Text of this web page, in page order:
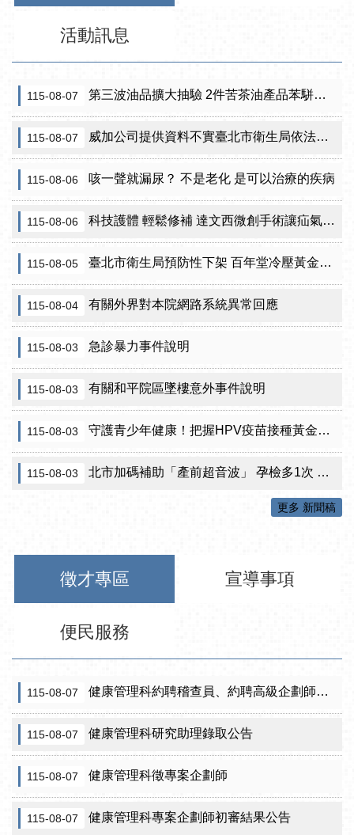
活動訊息
115-08-07 第三波油品擴大抽驗 2件苦茶油產品苯駢芘超標 前已要求預防性下架
115-08-07 威加公司提供資料不實臺北市衛生局依法重罰300萬元 續查苦茶油及原料下游
115-08-06 咳一聲就漏尿？ 不是老化 是可以治療的疾病
115-08-06 科技護體 輕鬆修補 達文西微創手術讓疝氣治療更精準
115-08-05 臺北市衛生局預防性下架 百年堂冷壓黃金苦茶油產品
115-08-04 有關外界對本院網路系統異常回應
115-08-03 急診暴力事件說明
115-08-03 有關和平院區墜樓意外事件說明
115-08-03 守護青少年健康！把握HPV疫苗接種黃金期 臺北市提供校園設站及98家合約院所接種服務
115-08-03 北市加碼補助「產前超音波」 孕檢多1次 準媽咪「超」安心！
更多 新聞稿
徵才專區 宣導事項
便民服務
115-08-07 健康管理科約聘稽查員、約聘高級企劃師之初審合格名單暨甄試公告
115-08-07 健康管理科研究助理錄取公告
115-08-07 健康管理科徵專案企劃師
115-08-07 健康管理科專案企劃師初審結果公告